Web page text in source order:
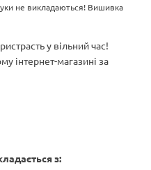
не викладаються! Вишивка
у вільний час!
інтернет-магазині за
з: